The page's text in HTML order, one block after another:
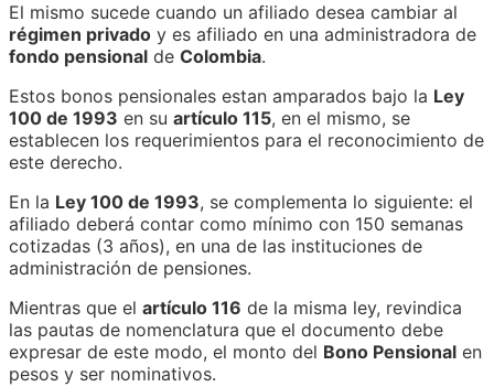
El mismo sucede cuando un afiliado desea cambiar al
régimen privado y es afiliado en una administradora de
fondo pensional de Colombia.
Estos bonos pensionales estan amparados bajo la Ley
100 de 1993 en su artículo 115, en el mismo, se
establecen los requerimientos para el reconocimiento de
este derecho.
En la Ley 100 de 1993, se complementa lo siguiente: el
afiliado deberá contar como mínimo con 150 semanas
cotizadas (3 años), en una de las instituciones de
administración de pensiones.
Mientras que el artículo 116 de la misma ley, revindica
las pautas de nomenclatura que el documento debe
expresar de este modo, el monto del Bono Pensional en
pesos y ser nominativos.